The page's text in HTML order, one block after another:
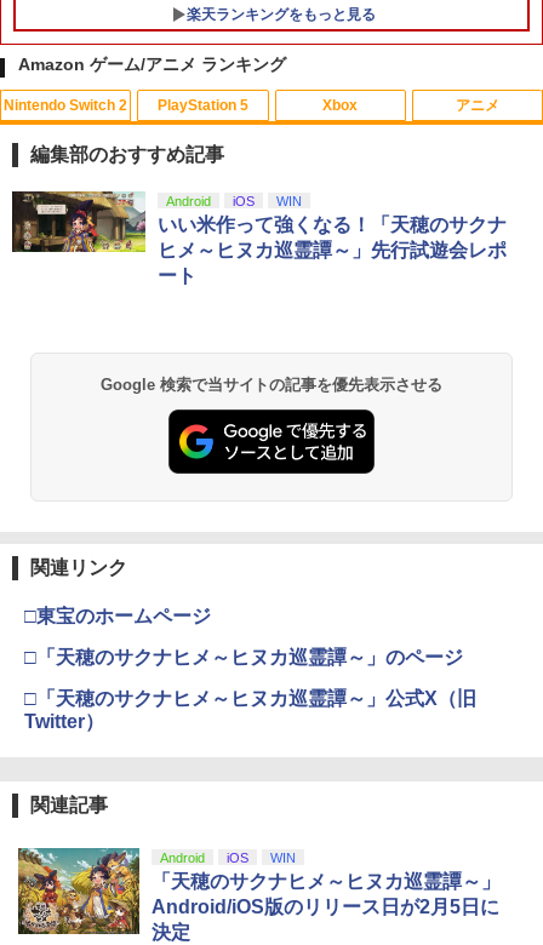
楽天ランキングをもっと見る
1
PS5コントローラー用 アナログスティッ
クカバープラス ブラック デュアルセン
ス デュアルショック対応 コロンバスサ
料】 【最強翌日配送】
￥980
ード ミラージュソフト:プレイステーシ
ョン5ソフト／アクション・ゲーム
￥1,620
ラ／PS5
5
ソニー・インタラクティブエンタテイン
メント 【PS5】Marvel’s Spider-Man 2
通常版 [ECJS-00035 PS5 マーベルス
パイダーマン2 ツウジョウ]【MARVELC
1 【中古】Wii Sports
￥350
派 ルール設定 食いタン 裏ドラ カンドラ
東風戦 半荘戦 一発 フリテンリーチ ツモ
ピンフ
￥3,500
￥7,310
4 【中古】Nintendo Switch Lite グレー
5
【中古】PSP go「プレイステーショ
ン・ポータブル go」 パール・ホワイト
(PSP-N1000PW)
1
【中古】【未使用品】トイ・ストーリー
3 [DVDのみ]
￥4,327
【中古】【Blu−ray】天空の城ラピュタ /
や姫！」通常版【Blu-ray】(アクリルコ
5
y】 [ (V.A.) ]
￥7,920
Amazon ゲーム/アニメ ランキング
Nintendo Switch 2
1
スプラトゥーン レイダース|オンライン
コード版
スプラトゥーン レイダース -Switch2
4
ニンテンドープリペイド番号 9000円|オ
5
ニンテンドープリペイド番号 5000円|オ
ンラインコード版
PlayStation 5
1
PlayStation 5 デジタル・エディション
日本語専用 Console Language: Japan
ese only (CFI-2200B01)
Beast of Reincarnation -PS5 【特典】
プロダクトコード 封入
￥7,286
￥11,980
【純正品】DualSense ワイヤレスコン
5
【純正品】DualSense ワイヤレスコン
トローラー(CFI-ZCT2J)
Xbox
1
【純正品】Xbox ワイヤレス コントロー
ラー + USB-C® ケーブル
2
【純正品】Xbox ワイヤレス コントロー
ラー (ロボット ホワイト)
￥7,681
【純正品】Xbox ワイヤレス コントロー
4
【純正品】Xbox 充電式バッテリー + US
マスター TH8S シフター - PC、PS4、P
S5、PS5 Pro、Xbox One、Xbox Serie
s X|S 対応の高精度 H パターン シフター
アニメ
1
劇場版「鬼滅の刃」無限城編 第一章 猗
窩座再来 通常版 [Blu-ray]
劇場版「鬼滅の刃」無限城編 第一章 猗
窩座再来 通常版 [DVD]
￥3,523
(オリジナル特典:オリジナル巾着＋メー
カー特典:【坤と離】二振りの剣、十翼よ
り来たる！スタジオ描き下ろしイラスト
ボード付) [Blu-ray]
￥10,780
4
￥8,698
編集部のおすすめ記事
Android iOS WIN
いい米作って強くなる！「天穂のサクナ
ヒメ～ヒヌカ巡霊譚～」先行試遊会レポ
ート
Google 検索で当サイトの記事を優先表示させる
関連リンク
□東宝のホームページ
□「天穂のサクナヒメ～ヒヌカ巡霊譚～」のページ
□「天穂のサクナヒメ～ヒヌカ巡霊譚～」公式X（旧
Twitter）
関連記事
Android iOS WIN
「天穂のサクナヒメ～ヒヌカ巡霊譚～」
Android/iOS版のリリース日が2月5日に
決定